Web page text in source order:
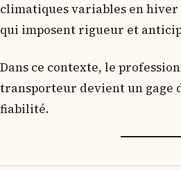
climatiques variables en hiver
qui imposent rigueur et
Dans ce contexte, le
transporteur devient un gage
fiabilité.